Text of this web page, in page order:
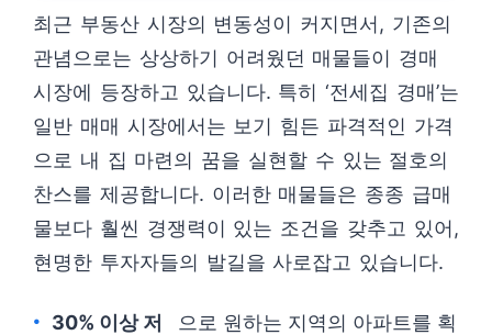
최근 부동산 시장의 변동성이 커지면서, 기존의
관념으로는 상상하기 어려웠던 매물들이 경매
시장에 등장하고 있습니다. 특히 ‘전세집 경매’는
일반 매매 시장에서는 보기 힘든 파격적인 가격
으로 내 집 마련의 꿈을 실현할 수 있는 절호의
찬스를 제공합니다. 이러한 매물들은 종종 급매
물보다 훨씬 경쟁력이 있는 조건을 갖추고 있어,
현명한 투자자들의 발길을 사로잡고 있습니다.
30% 이상 저
으로 원하는 지역의 아파트를 획